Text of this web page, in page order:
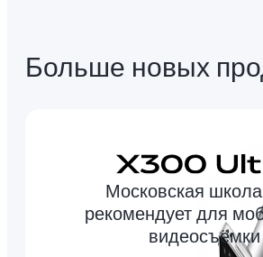
Больше новых
Московская
рекомендует для
видеосъёмки